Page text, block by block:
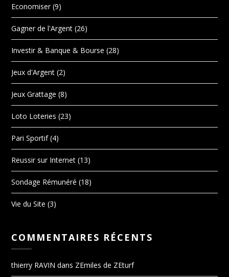
Economiser(9)
Gagner de l'Argent (26)
Investir & Banque & Bourse (28)
Jeux d'Argent (2)
Jeux Grattage (8)
Loto Loteries (23)
Pari Sportif(4)
Reussir sur Internet (13)
Sondage Rémunéré (18)
Vie du Site (3)
COMMENTAIRES RÉCENTS
thierry RAVIN dans ZEmiles de ZEturf